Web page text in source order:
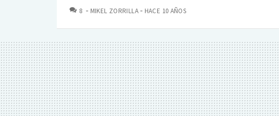
8 COMENTARIOS
MIKEL ZORRILLA HACE 10 AÑOS